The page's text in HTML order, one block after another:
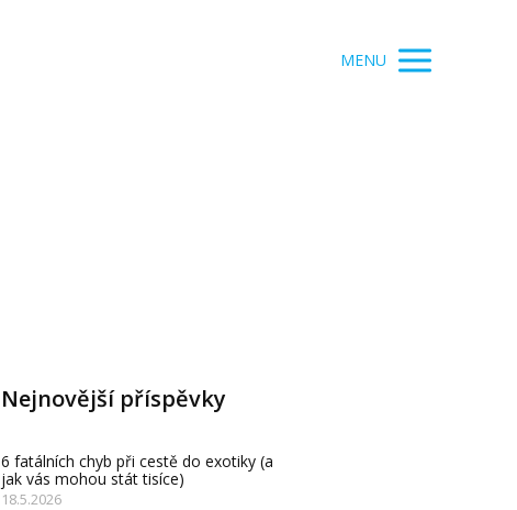
MENU
Nejnovější příspěvky
6 fatálních chyb při cestě do exotiky (a
jak vás mohou stát tisíce)
18.5.2026